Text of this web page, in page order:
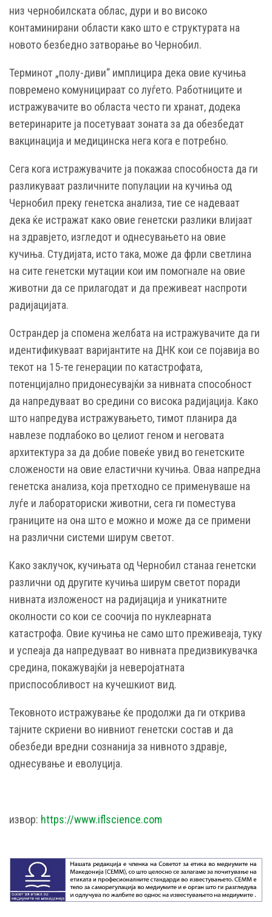
низ чернобилската облас, дури и во високо
контаминирани области како што е структурата на
новото безбедно затворање во Чернобил.
Терминот „полу-диви“ имплицира дека овие кучиња
повремено комуницираат со луѓето. Работниците и
истражувачите во областа често ги хранат, додека
ветеринарите ја посетуваат зоната за да обезбедат
вакцинација и медицинска нега кога е потребно.
Сега кога истражувачите ја покажаа способноста да ги
разликуваат различните популации на кучиња од
Чернобил преку генетска анализа, тие се надеваат
дека ќе истражат како овие генетски разлики влијаат
на здравјето, изгледот и однесувањето на овие
кучиња. Студијата, исто така, може да фрли светлина
на сите генетски мутации кои им помогнале на овие
животни да се прилагодат и да преживеат наспроти
радијацијата.
Острандер ја спомена желбата на истражувачите да ги
идентификуваат варијантите на ДНК кои се појавија во
текот на 15-те генерации по катастрофата,
потенцијално придонесувајќи за нивната способност
да напредуваат во средини со висока радијација. Како
што напредува истражувањето, тимот планира да
навлезе подлабоко во целиот геном и неговата
архитектура за да добие повеќе увид во генетските
сложености на овие еластични кучиња. Оваа напредна
генетска анализа, која претходно се применуваше на
луѓе и лабораториски животни, сега ги поместува
границите на она што е можно и може да се примени
на различни системи ширум светот.
Како заклучок, кучињата од Чернобил станаа генетски
различни од другите кучиња ширум светот поради
нивната изложеност на радијација и уникатните
околности со кои се соочија по нуклеарната
катастрофа. Овие кучиња не само што преживеаја, туку
и успеаја да напредуваат во нивната предизвикувачка
средина, покажувајќи ја неверојатната
приспособливост на кучешкиот вид.
Тековното истражување ќе продолжи да ги открива
тајните скриени во нивниот генетски состав и да
обезбеди вредни сознанија за нивното здравје,
однесување и еволуција.
извор: https://www.iflscience.com